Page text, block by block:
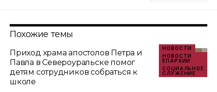
Похожие темы
НОВОСТИ
НОВОСТИ
ЕПАРХИИ
СОЦИАЛЬНОЕ
СЛУЖЕНИЕ
Приход храма апостолов Петра и
Павла в Североуральске помог
детям сотрудников собраться к
школе